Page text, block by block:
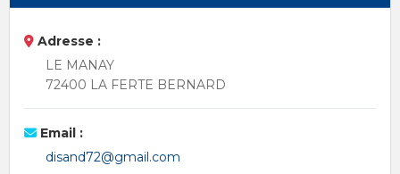
Adresse :
LE MANAY
72400 LA FERTE BERNARD
Email :
disand72@gmail.com